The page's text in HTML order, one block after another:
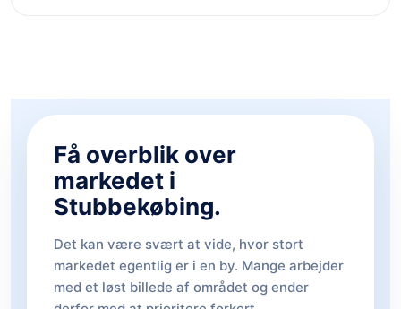
Få overblik over
markedet i
Stubbekøbing.
Det kan være svært at vide, hvor stort
markedet egentlig er i en by. Mange arbejder
med et løst billede af området og ender